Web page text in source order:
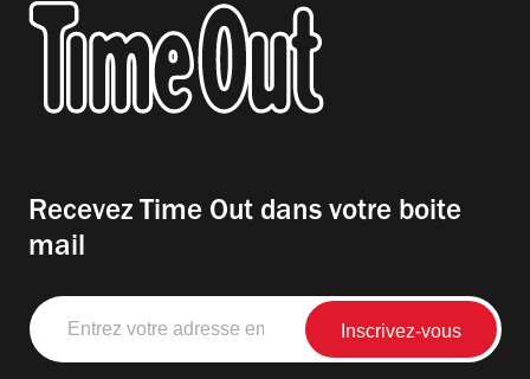
Recevez Time Out dans votre boite
mail
Entrez
votre
adresse